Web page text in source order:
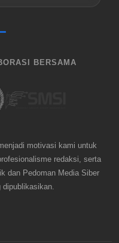
BERSAMA
motivasi kami untuk
redaksi, serta
dan Pedoman Media Siber
dipublikasikan.